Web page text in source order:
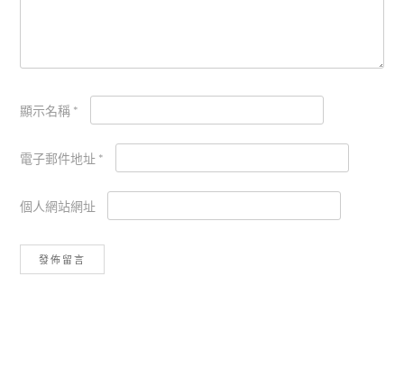
顯示名稱 *
電子郵件地址 *
個人網站網址